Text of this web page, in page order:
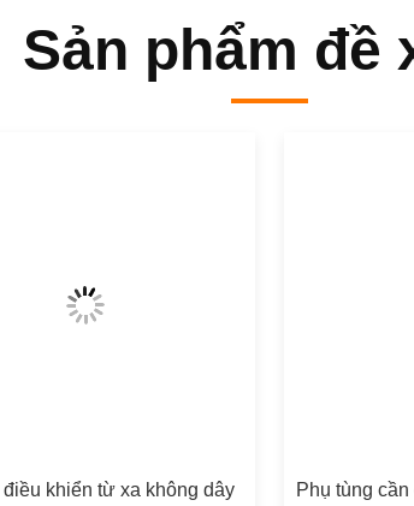
Sản phẩm đề
điều khiển từ xa không dây
Phụ tùng